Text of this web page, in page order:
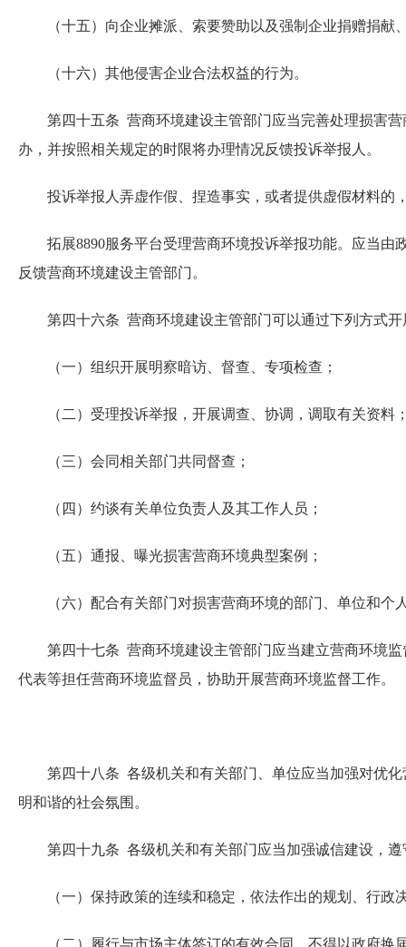
（十五）向企业摊派、索要赞助以及强制企业捐赠捐献
（十六）其他侵害企业合法权益的行为。
第四十五条 营商环境建设主管部门应当完善处理损害营
办，并按照相关规定的时限将办理情况反馈投诉举报人。
投诉举报人弄虚作假、捏造事实，或者提供虚假材料的
拓展8890服务平台受理营商环境投诉举报功能。应当由
反馈营商环境建设主管部门。
第四十六条 营商环境建设主管部门可以通过下列方式开
（一）组织开展明察暗访、督查、专项检查；
（二）受理投诉举报，开展调查、协调，调取有关资料
（三）会同相关部门共同督查；
（四）约谈有关单位负责人及其工作人员；
（五）通报、曝光损害营商环境典型案例；
（六）配合有关部门对损害营商环境的部门、单位和个
第四十七条 营商环境建设主管部门应当建立营商环境监
代表等担任营商环境监督员，协助开展营商环境监督工作。
第四十八条 各级机关和有关部门、单位应当加强对优化
明和谐的社会氛围。
第四十九条 各级机关和有关部门应当加强诚信建设，遵
（一）保持政策的连续和稳定，依法作出的规划、行政
（二）履行与市场主体签订的有效合同，不得以政府换